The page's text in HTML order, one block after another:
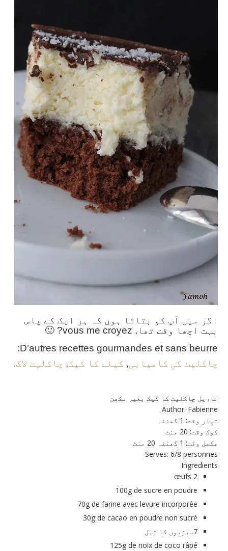
اگر میں آپ کو بتاتا ہوں کہ ہر ایک کے پاس
بہت اچھا وقت تھا, vous me croyez
?
🙂
D’autres recettes gourmandes et sans beurre
:
چاکلیٹ کی کامیابی, کیلے کا کیک, چاکلیٹ لاگ.
ناریل چاکلیٹ کا کیک بغیر مکھن
Author: Fabienne
تیار وقت: 1 گھنٹہ
کوک وقت: 20 منٹ
مکمل وقت: 1 گھنٹہ 20 منٹ
Serves: 6/8 personnes
Ingredients
2 œufs
100g de sucre en poudre
70g de farine avec levure incorporée
30g de cacao en poudre non sucré
7سبزیوں کا تیل
125g de noix de coco râpé